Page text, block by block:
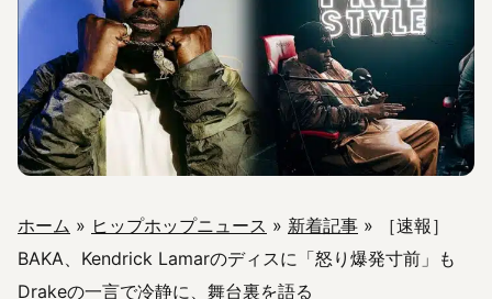
ホーム » ヒップホップニュース » 新着記事 »
［速報］
BAKA、Kendrick Lamarのディスに「怒り爆発寸前」も
Drakeの一言で冷静に、舞台裏を語る